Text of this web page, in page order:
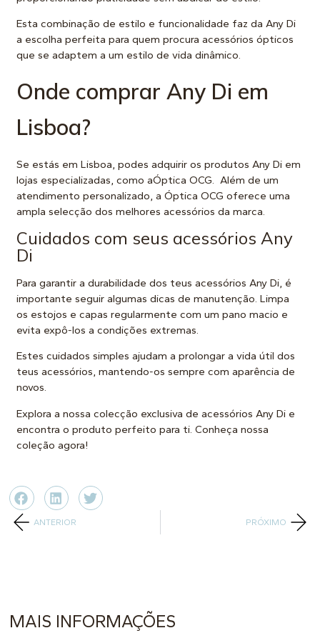
Esta combinação de estilo e funcionalidade faz da Any Di
a escolha perfeita para quem procura acessórios ópticos
que se adaptem a um estilo de vida dinâmico.
Onde comprar Any Di em
Lisboa?
Se estás em Lisboa, podes adquirir os produtos Any Di em
lojas especializadas, como aÓptica OCG . Além de um
atendimento personalizado, a Óptica OCG oferece uma
ampla selecção dos melhores acessórios da marca.
Cuidados com seus acessórios Any
Di
Para garantir a durabilidade dos teus acessórios Any Di, é
importante seguir algumas dicas de manutenção. Limpa
os estojos e capas regularmente com um pano macio e
evita expô-los a condições extremas.
Estes cuidados simples ajudam a prolongar a vida útil dos
teus acessórios, mantendo-os sempre com aparência de
novos.
Explora a nossa colecção exclusiva de acessórios Any Di e
encontra o produto perfeito para ti.Conheça nossa
coleção agora!
ANTERIOR PRÓXIMO
MAIS INFORMAÇÕES